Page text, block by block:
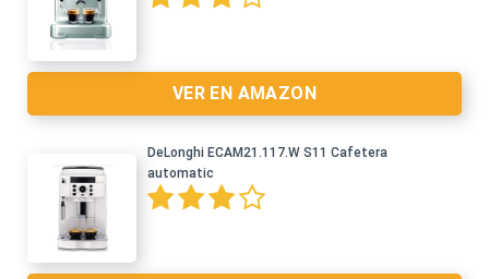
VER EN AMAZON
DeLonghi ECAM21.117.W S11 Cafetera
automatic